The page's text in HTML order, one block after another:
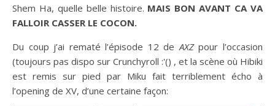
Shem Ha, quelle belle histoire. MAIS BON AVANT CA VA
FALLOIR CASSER LE COCON.
Du coup j’ai rematé l’épisode 12 de AXZpour l’occasion
(toujours pas dispo sur Crunchyroll :'() , et la scène où Hibiki
est remis sur pied par Miku fait terriblement écho à
l’opening de XV, d’une certaine façon: